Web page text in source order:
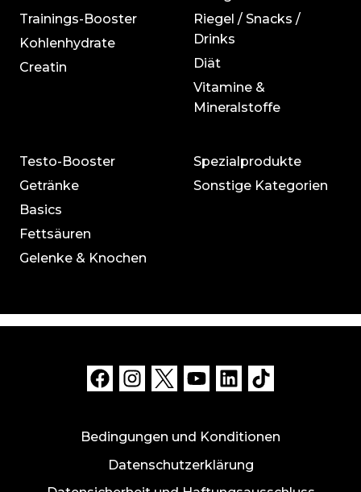
Trainings-Booster
Kohlenhydrate
Creatin
Riegel / Snacks /
Drinks
Diät
Vitamine &
Mineralstoffe
Testo-Booster
Getränke
Basics
Fettsäuren
Gelenke & Knochen
Spezialprodukte
Sonstige Kategorien
Bedingungen und Konditionen
Datenschutzerklärung